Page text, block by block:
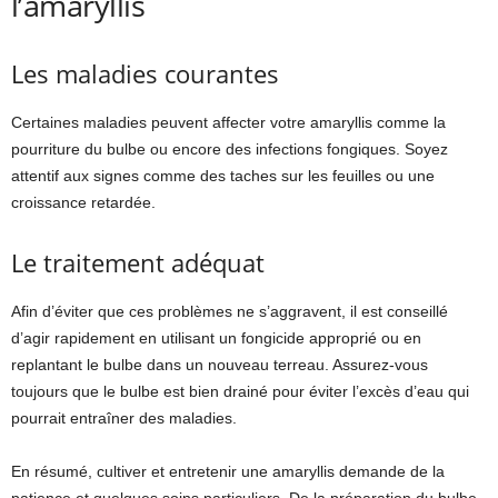
Les maladies courantes
Certaines maladies peuvent affecter votre amaryllis comme la
pourriture du bulbe ou encore des infections fongiques. Soyez
attentif aux signes comme des taches sur les feuilles ou une
croissance retardée.
Le traitement adéquat
Afin d’éviter que ces problèmes ne s’aggravent, il est conseillé
d’agir rapidement en utilisant un fongicide approprié ou en
replantant le bulbe dans un nouveau terreau. Assurez-vous
toujours que le bulbe est bien drainé pour éviter l’excès d’eau qui
pourrait entraîner des maladies.
En résumé, cultiver et entretenir une amaryllis demande de la